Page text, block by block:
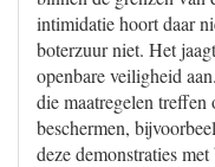
intimidatie hoort daar
boterzuur niet. Het
openbare veiligheid
die maatregelen treffen
beschermen,
deze demonstraties